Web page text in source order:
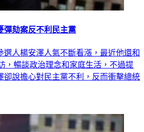
劾案反不利民主黨
選人楊安澤人氣不斷看漲，最近他還和
，暢談政治理念和家庭生活，不過提
卻說擔心對民主黨不利，反而衝擊總統